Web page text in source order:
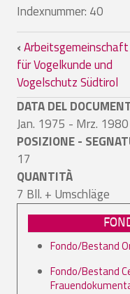
Indexnummer: 40
Link di
‹Arbeitsgemeinschaft
für Vogelkunde und
Vogelschutz Südtirol
DATA DEL
Jan. 1975 - Mrz. 1980
POSIZIONE -
17
QUANTITÀ
7 Bll. + Umschläge
Fondo/Bestand
Fondo/Bestand